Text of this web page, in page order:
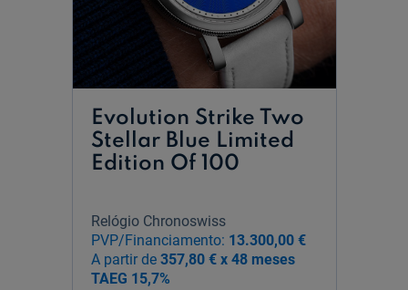
Evolution Strike Two
Stellar Blue Limited
Edition Of 100
Relógio Chronoswiss
PVP/Financiamento: 13.300,00 €
A partir de 357,80 € x 48 meses
TAEG 15,7%